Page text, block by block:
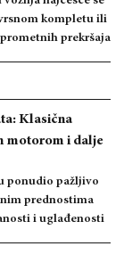
kompletu ili
prekršaja
Klasična
motorom i dalje
ponudio pažljivo
prednostima
i uglađenosti